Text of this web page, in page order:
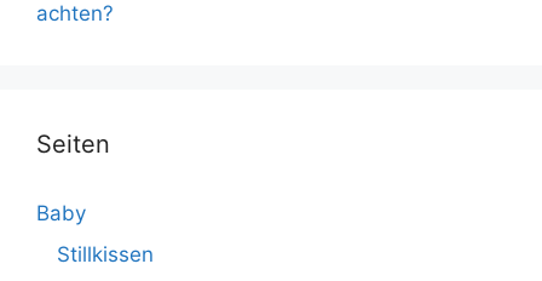
achten?
Seiten
Baby
Stillkissen